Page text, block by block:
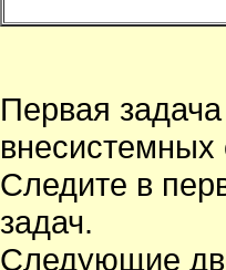
Первая
Следите в
задач.
Следующие